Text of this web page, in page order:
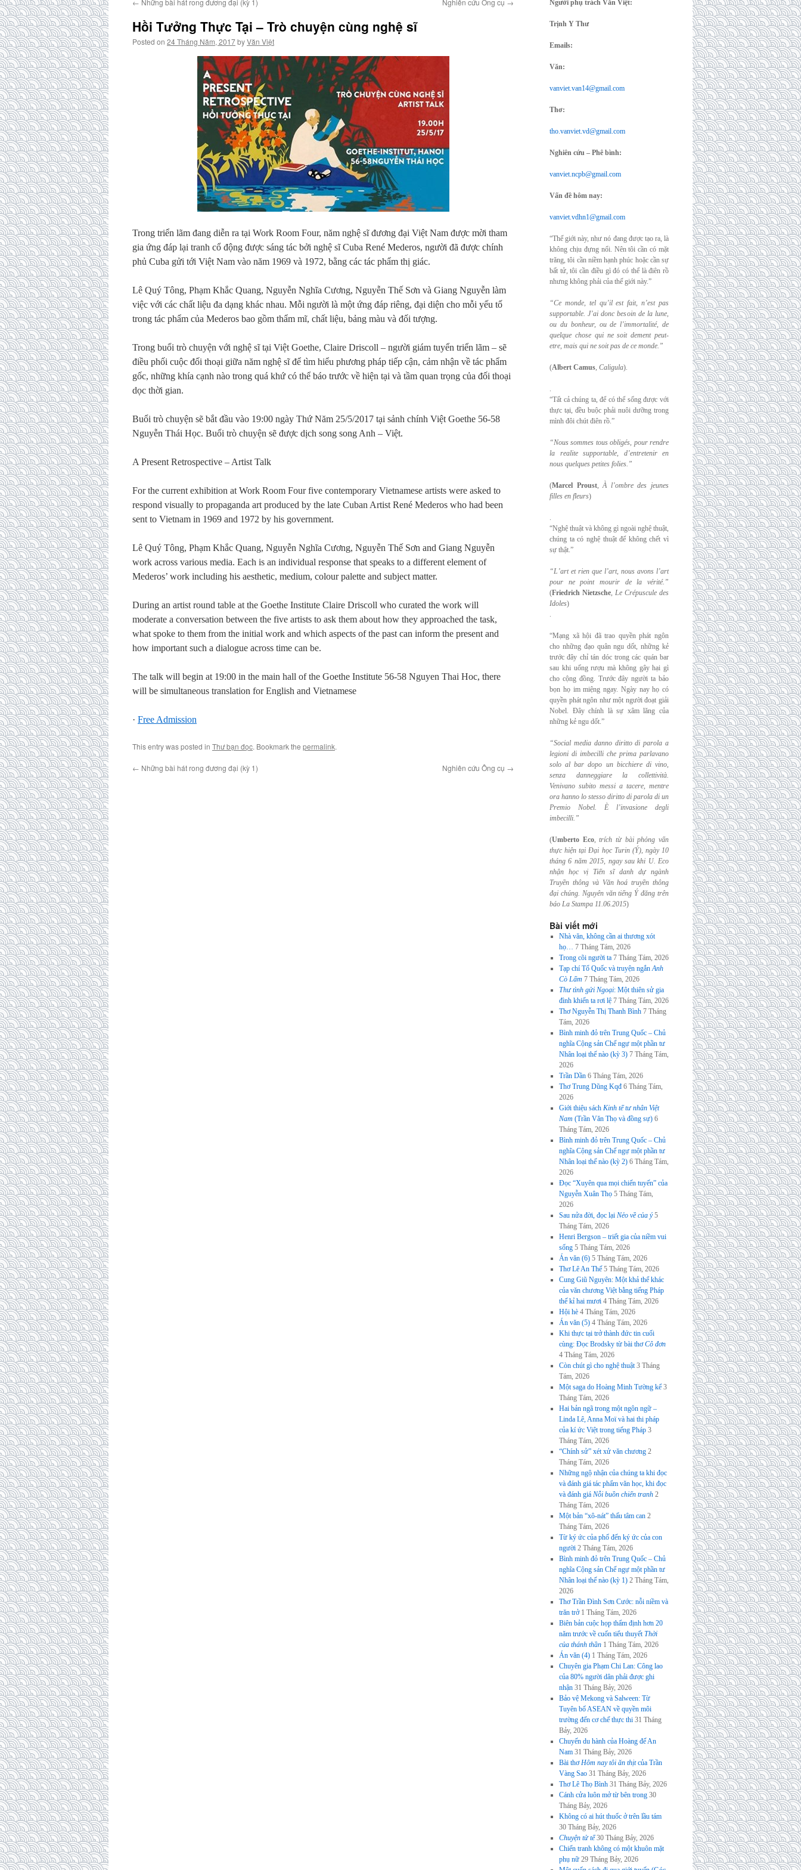
← Những bài hát rong đương đại (kỳ 1) Nghiên cứu Ông cụ →
Hồi Tưởng Thực Tại – Trò chuyện cùng nghệ sĩ
Posted on 24 Tháng Năm, 2017byVăn Việt
Trong triển lãm đang diễn ra tại Work Room Four, năm nghệ sĩ đương đại Việt Nam được mời tham
gia ứng đáp lại tranh cổ động được sáng tác bởi nghệ sĩ Cuba René Mederos, người đã được chính
phủ Cuba gửi tới Việt Nam vào năm 1969 và 1972, bằng các tác phẩm thị giác.
Lê Quý Tông, Phạm Khắc Quang, Nguyễn Nghĩa Cương, Nguyễn Thế Sơn và Giang Nguyễn làm
việc với các chất liệu đa dạng khác nhau. Mỗi người là một ứng đáp riêng, đại diện cho mỗi yếu tố
trong tác phẩm của Mederos bao gồm thẩm mĩ, chất liệu, bảng màu và đối tượng.
Trong buổi trò chuyện với nghệ sĩ tại Việt Goethe, Claire Driscoll – người giám tuyển triển lãm – sẽ
điều phối cuộc đối thoại giữa năm nghệ sĩ để tìm hiểu phương pháp tiếp cận, cảm nhận về tác phẩm
gốc, những khía cạnh nào trong quá khứ có thể báo trước về hiện tại và tầm quan trọng của đối thoại
dọc thời gian.
Buổi trò chuyện sẽ bắt đầu vào 19:00 ngày Thứ Năm 25/5/2017 tại sảnh chính Việt Goethe 56-58
Nguyễn Thái Học. Buổi trò chuyện sẽ được dịch song song Anh – Việt.
A Present Retrospective – Artist Talk
For the current exhibition at Work Room Four five contemporary Vietnamese artists were asked to
respond visually to propaganda art produced by the late Cuban Artist René Mederos who had been
sent to Vietnam in 1969 and 1972 by his government.
Lê Quý Tông, Phạm Khắc Quang, Nguyễn Nghĩa Cương, Nguyễn Thế Sơn and Giang Nguyễn
work across various media. Each is an individual response that speaks to a different element of
Mederos’ work including his aesthetic, medium, colour palette and subject matter.
During an artist round table at the Goethe Institute Claire Driscoll who curated the work will
moderate a conversation between the five artists to ask them about how they approached the task,
what spoke to them from the initial work and which aspects of the past can inform the present and
how important such a dialogue across time can be.
The talk will begin at 19:00 in the main hall of the Goethe Institute 56-58 Nguyen Thai Hoc, there
will be simultaneous translation for English and Vietnamese
· Free Admission
This entry was posted in Thư bạn đọc. Bookmark the permalink.
← Những bài hát rong đương đại (kỳ 1) Nghiên cứu Ông cụ →
Người phụ trách Văn Việt:
Trịnh Y Thư
Emails:
Văn:
vanviet.van14@gmail.com
Thơ:
tho.vanviet.vd@gmail.com
Nghiên cứu – Phê bình:
vanviet.ncpb@gmail.com
Vấn đề hôm nay:
vanviet.vdhn1@gmail.com
“Thế giới này, như nó đang được tạo ra, là
không chịu đựng nổi. Nên tôi cần có mặt
trăng, tôi cần niềm hạnh phúc hoặc cần sự
bất tử, tôi cần điều gì đó có thể là điên rồ
nhưng không phải của thế giới này.”
“Ce monde, tel qu’il est fait, n’est pas
supportable. J’ai donc besoin de la lune,
ou du bonheur, ou de l’immortalité, de
quelque chose qui ne soit dement peut-
etre, mais qui ne soit pas de ce monde.”
(Albert Camus, Caligula).
.
“Tất cả chúng ta, để có thể sống được với
thực tại, đều buộc phải nuôi dưỡng trong
mình đôi chút điên rồ.”
“Nous sommes tous obligés, pour rendre
la realite supportable, d’entretenir en
nous quelques petites folies.”
(Marcel Proust,À l’ombre des jeunes
filles en fleurs)
.
“Nghệ thuật và không gì ngoài nghệ thuật,
chúng ta có nghệ thuật để không chết vì
sự thật.”
“L’art et rien que l’art, nous avons l’art
pour ne point mourir de la vérité.”
(Friedrich Nietzsche, Le Crépuscule des
Idoles)
.
“Mạng xã hội đã trao quyền phát ngôn
cho những đạo quân ngu dốt, những kẻ
trước đây chỉ tán dóc trong các quán bar
sau khi uống rượu mà không gây hại gì
cho cộng đồng. Trước đây người ta bảo
bọn họ im miệng ngay. Ngày nay họ có
quyền phát ngôn như một người đoạt giải
Nobel. Đây chính là sự xâm lăng của
những kẻ ngu dốt.”
“Social media danno diritto di parola a
legioni di imbecilli che prima parlavano
solo albar dopo un bicchiere di vino,
senza danneggiare la collettività.
Venivano subito messi a tacere, mentre
ora hanno lo stesso diritto di parola di un
Premio Nobel. È l’invasione degli
imbecilli.”
(Umberto Eco,trích từ bài phỏng vấn
thực hiện tại Đại học Turin (Ý), ngày 10
tháng 6 năm 2015, ngay sau khi U. Eco
nhận học vị Tiến sĩ danh dự ngành
Truyền thông và Văn hoá truyền thông
đại chúng. Nguyên văn tiếng Ý đăng trên
báo La Stampa 11.06.2015)
Bài viết mới
Nhà văn, không cần ai thương xót
họ… 7 Tháng Tám, 2026
Trong cõi người ta 7 Tháng Tám, 2026
Tạp chí Tổ Quốc và truyện ngắnAnh
Cò Lấm 7 Tháng Tám, 2026
Thư tình gửi Ngoại: Một thiên sử gia
đình khiến ta rơi lệ 7 Tháng Tám, 2026
Thơ Nguyễn Thị Thanh Bình 7 Tháng
Tám, 2026
Bình minh đỏ trên Trung Quốc – Chủ
nghĩa Cộng sản Chế ngự một phần tư
Nhân loại thế nào (kỳ 3) 7 Tháng Tám,
2026
Trần Dần 6 Tháng Tám, 2026
Thơ Trung Dũng Kqđ 6 Tháng Tám,
2026
Giới thiệu sách Kinh tế tư nhân Việt
Nam (Trần Văn Thọ và đồng sự) 6
Tháng Tám, 2026
Bình minh đỏ trên Trung Quốc – Chủ
nghĩa Cộng sản Chế ngự một phần tư
Nhân loại thế nào (kỳ 2) 6 Tháng Tám,
2026
Đọc “Xuyên qua mọi chiến tuyến” của
Nguyễn Xuân Thọ 5 Tháng Tám,
2026
Sau nửa đời, đọc lại Nẻo về của ý 5
Tháng Tám, 2026
Henri Bergson – triết gia của niềm vui
sống 5 Tháng Tám, 2026
Án văn (6) 5 Tháng Tám, 2026
Thơ Lê An Thế 5 Tháng Tám, 2026
Cung Giũ Nguyên: Một khả thể khác
của văn chương Việt bằng tiếng Pháp
thế kỉ hai mươi 4 Tháng Tám, 2026
Hội hè 4 Tháng Tám, 2026
Án văn (5) 4 Tháng Tám, 2026
Khi thực tại trở thành đức tin cuối
cùng: Đọc Brodsky từ bài thơCô đơn
4 Tháng Tám, 2026
Còn chút gì cho nghệ thuật 3 Tháng
Tám, 2026
Một saga do Hoàng Minh Tường kể 3
Tháng Tám, 2026
Hai bản ngã trong một ngôn ngữ –
Linda Lê, Anna Moï và hai thi pháp
của kí ức Việt trong tiếng Pháp 3
Tháng Tám, 2026
“Chính sử” xét xử văn chương 2
Tháng Tám, 2026
Những ngộ nhận của chúng ta khi đọc
và đánh giá tác phẩm văn học, khi đọc
và đánh giá Nỗi buồn chiến tranh 2
Tháng Tám, 2026
Một bản “xô-nát” thấu tâm can 2
Tháng Tám, 2026
Từ ký ức của phố đến ký ức của con
người 2 Tháng Tám, 2026
Bình minh đỏ trên Trung Quốc – Chủ
nghĩa Cộng sản Chế ngự một phần tư
Nhân loại thế nào (kỳ 1) 2 Tháng Tám,
2026
Thơ Trần Đình Sơn Cước: nỗi niềm và
trăn trở 1 Tháng Tám, 2026
Biên bản cuộc họp thẩm định hơn 20
năm trước về cuốn tiểu thuyếtThời
của thánh thần 1 Tháng Tám, 2026
Án văn (4) 1 Tháng Tám, 2026
Chuyên gia Phạm Chi Lan: Công lao
của 80% người dân phải được ghi
nhận 31 Tháng Bảy, 2026
Bảo vệ Mekong và Salween: Từ
Tuyên bố ASEAN về quyền môi
trường đến cơ chế thực thi 31 Tháng
Bảy, 2026
Chuyến du hành của Hoàng đế An
Nam 31 Tháng Bảy, 2026
Bài thơHôm nay tôi ăn thịtcủa Trần
Vàng Sao 31 Tháng Bảy, 2026
Thơ Lê Thọ Bình 31 Tháng Bảy, 2026
Cánh cửa luôn mở từ bên trong 30
Tháng Bảy, 2026
Không có ai hút thuốc ở trên lầu tám
30 Tháng Bảy, 2026
Chuyện tử tế 30 Tháng Bảy, 2026
Chiến tranh không có một khuôn mặt
phụ nữ 29 Tháng Bảy, 2026